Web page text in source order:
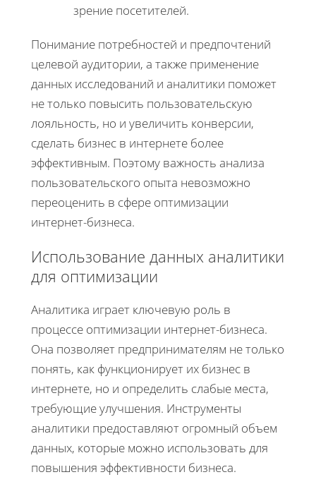
зрение посетителей.
Понимание потребностей и предпочтений
целевой аудитории, а также применение
данных исследований и аналитики поможет
не только повысить пользовательскую
лояльность, но и увеличить конверсии,
сделать бизнес в интернете более
эффективным. Поэтому важность анализа
пользовательского опыта невозможно
переоценить в сфере оптимизации
интернет-бизнеса.
Использование данных аналитики
для оптимизации
Аналитика играет ключевую роль в
процессе оптимизации интернет-бизнеса.
Она позволяет предпринимателям не только
понять, как функционирует их бизнес в
интернете, но и определить слабые места,
требующие улучшения. Инструменты
аналитики предоставляют огромный объем
данных, которые можно использовать для
повышения эффективности бизнеса.